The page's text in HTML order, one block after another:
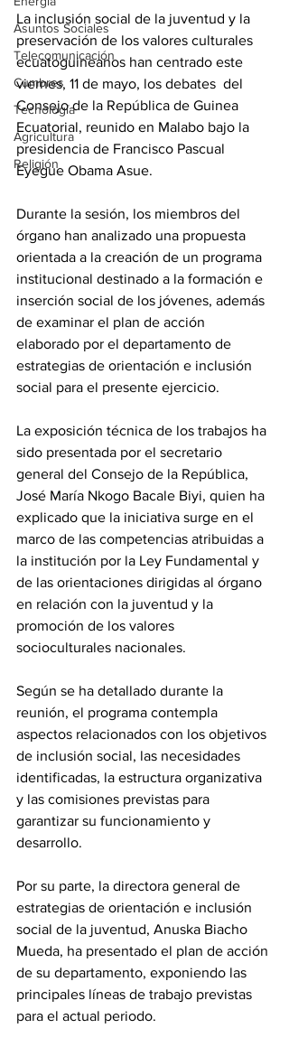
Asuntos Sociales
Telecomunicación
Cumbres
Tecnología
Agricultura
Religión
La inclusión social de la juventud y la
preservación de los valores culturales
ecuatoguineanos han centrado este
viernes, 11 de mayo, los debates  del
Consejo de la República de Guinea
Ecuatorial, reunido en Malabo bajo la
presidencia de Francisco Pascual
Eyegue Obama Asue.
Durante la sesión, los miembros del
órgano han analizado una propuesta
orientada a la creación de un programa
institucional destinado a la formación e
inserción social de los jóvenes, además
de examinar el plan de acción
elaborado por el departamento de
estrategias de orientación e inclusión
social para el presente ejercicio.
La exposición técnica de los trabajos ha
sido presentada por el secretario
general del Consejo de la República,
José María Nkogo Bacale Biyi, quien ha
explicado que la iniciativa surge en el
marco de las competencias atribuidas a
la institución por la Ley Fundamental y
de las orientaciones dirigidas al órgano
en relación con la juventud y la
promoción de los valores
socioculturales nacionales.
Según se ha detallado durante la
reunión, el programa contempla
aspectos relacionados con los objetivos
de inclusión social, las necesidades
identificadas, la estructura organizativa
y las comisiones previstas para
garantizar su funcionamiento y
desarrollo.
Por su parte, la directora general de
estrategias de orientación e inclusión
social de la juventud, Anuska Biacho
Mueda, ha presentado el plan de acción
de su departamento, exponiendo las
principales líneas de trabajo previstas
para el actual periodo.